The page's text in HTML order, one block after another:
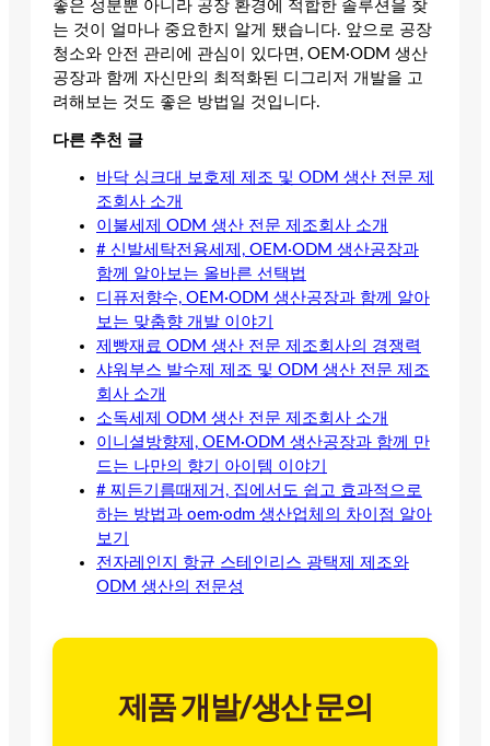
좋은 성분뿐 아니라 공장 환경에 적합한 솔루션을 찾
는 것이 얼마나 중요한지 알게 됐습니다. 앞으로 공장
청소와 안전 관리에 관심이 있다면, OEM·ODM 생산
공장과 함께 자신만의 최적화된 디그리저 개발을 고
려해보는 것도 좋은 방법일 것입니다.
다른 추천 글
바닥 싱크대 보호제 제조 및 ODM 생산 전문 제
조회사 소개
이불세제 ODM 생산 전문 제조회사 소개
# 신발세탁전용세제, OEM·ODM 생산공장과
함께 알아보는 올바른 선택법
디퓨저향수, OEM·ODM 생산공장과 함께 알아
보는 맞춤향 개발 이야기
제빵재료 ODM 생산 전문 제조회사의 경쟁력
샤워부스 발수제 제조 및 ODM 생산 전문 제조
회사 소개
소독세제 ODM 생산 전문 제조회사 소개
이니셜방향제, OEM·ODM 생산공장과 함께 만
드는 나만의 향기 아이템 이야기
# 찌든기름때제거, 집에서도 쉽고 효과적으로
하는 방법과 oem·odm 생산업체의 차이점 알아
보기
전자레인지 항균 스테인리스 광택제 제조와
ODM 생산의 전문성
제품 개발/생산 문의